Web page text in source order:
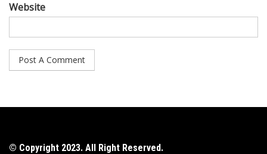
Website
© Copyright 2023. All Right Reserved.